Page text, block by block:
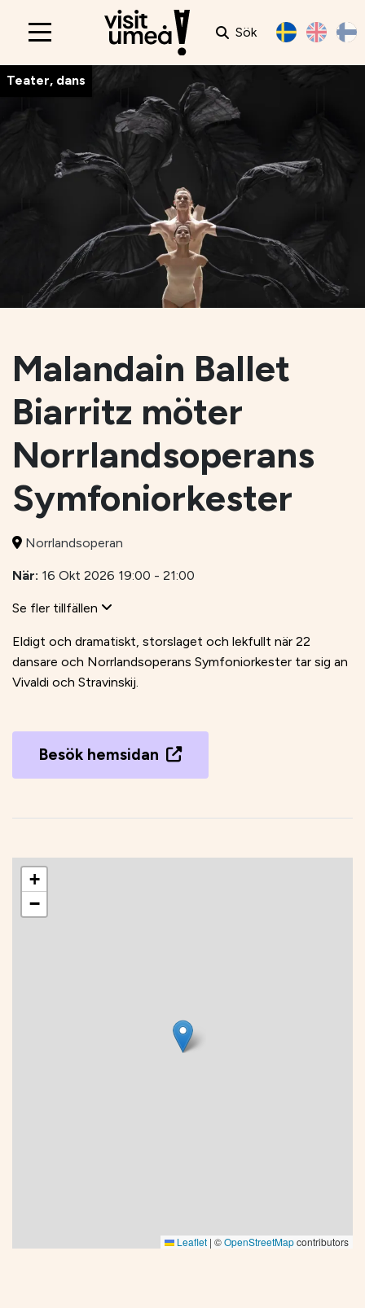
Main
Sök
Teater, dans
Malandain Ballet
Biarritz möter
Norrlandsoperans
Symfoniorkester
Norrlandsoperan
När: 16 Okt 2026 19:00 - 21:00
Se fler tillfällen
Eldigt och dramatiskt, storslaget och lekfullt när 22
dansare och Norrlandsoperans Symfoniorkester tar sig an
Vivaldi och Stravinskij.
Besök hemsidan
+
−
Leaflet | ©OpenStreetMapcontributors